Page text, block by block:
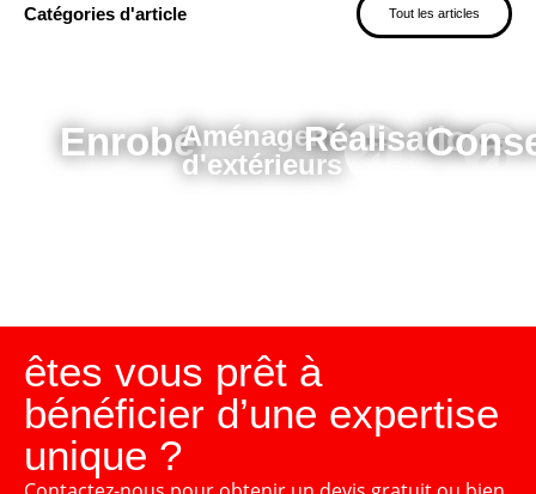
Catégories d'article Tout les articles
EnrobéAménagements
d'extérieurs
Réalisations
êtes vous prêt à
bénéficier d’une expertise
unique ?